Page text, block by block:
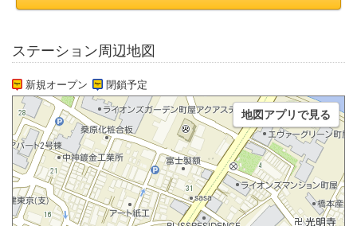
ステーション周辺地図
新規オープン 閉鎖予定
地図アプリで見る